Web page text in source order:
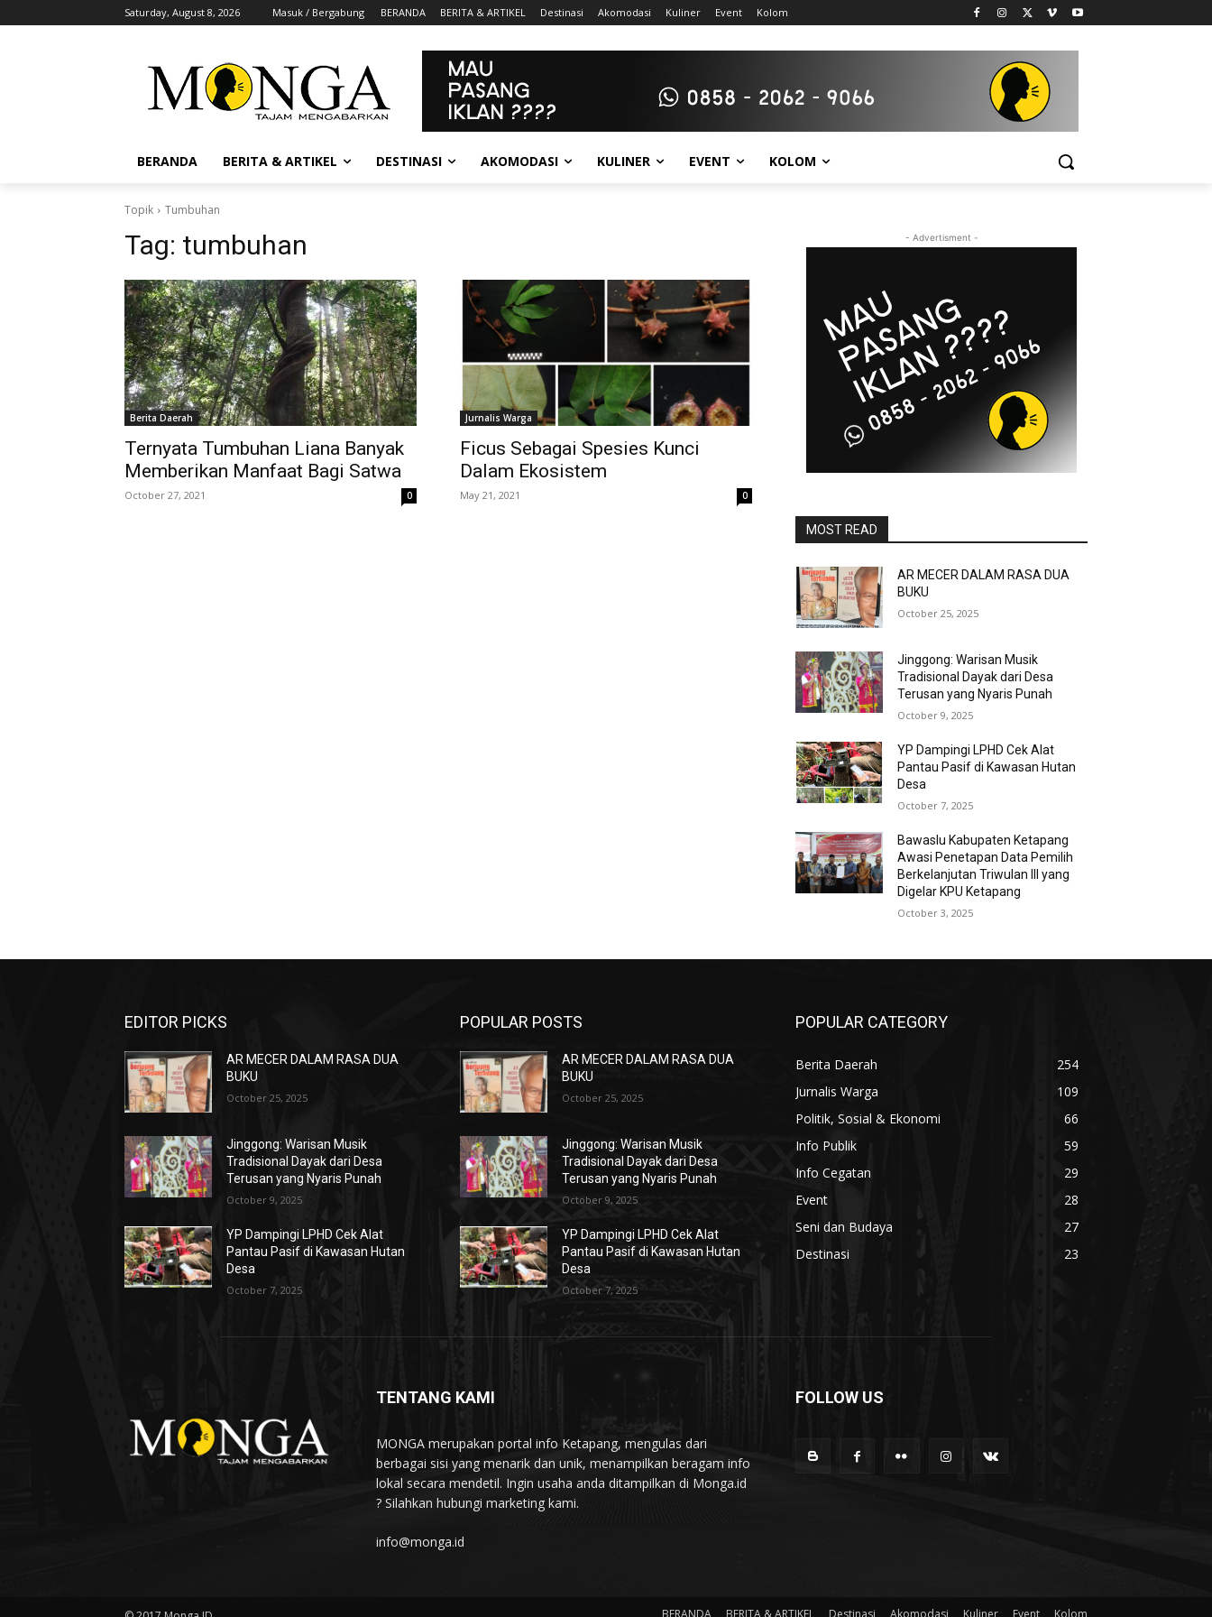
Saturday, August 8, 2026 Masuk / Bergabung BERANDA BERITA & ARTIKEL Destinasi Akomodasi Kuliner Event Kolom
BERANDA BERITA & ARTIKEL DESTINASI AKOMODASI KULINER EVENT KOLOM
Topik Tumbuhan
Tag: tumbuhan
Berita Daerah
Ternyata Tumbuhan Liana Banyak
Memberikan Manfaat Bagi Satwa
October 27, 2021 0
Jurnalis Warga
Ficus Sebagai Spesies Kunci
Dalam Ekosistem
May 21, 2021 0
- Advertisment -
MOST READ
AR MECER DALAM RASA DUA
BUKU
October 25, 2025
Jinggong: Warisan Musik
Tradisional Dayak dari Desa
Terusan yang Nyaris Punah
October 9, 2025
YP Dampingi LPHD Cek Alat
Pantau Pasif di Kawasan Hutan
Desa
October 7, 2025
Bawaslu Kabupaten Ketapang
Awasi Penetapan Data Pemilih
Berkelanjutan Triwulan III yang
Digelar KPU Ketapang
October 3, 2025
EDITOR PICKS
AR MECER DALAM RASA DUA
BUKU
October 25, 2025
Jinggong: Warisan Musik
Tradisional Dayak dari Desa
Terusan yang Nyaris Punah
October 9, 2025
YP Dampingi LPHD Cek Alat
Pantau Pasif di Kawasan Hutan
Desa
October 7, 2025
POPULAR POSTS
AR MECER DALAM RASA DUA
BUKU
October 25, 2025
Jinggong: Warisan Musik
Tradisional Dayak dari Desa
Terusan yang Nyaris Punah
October 9, 2025
YP Dampingi LPHD Cek Alat
Pantau Pasif di Kawasan Hutan
Desa
October 7, 2025
POPULAR CATEGORY
Berita Daerah
254
Jurnalis Warga
109
Politik, Sosial & Ekonomi
66
Info Publik
59
Info Cegatan
29
Event
28
Seni dan Budaya
27
Destinasi
23
TENTANG KAMI
MONGA merupakan portal info Ketapang, mengulas dari
berbagai sisi yang menarik dan unik, menampilkan beragam info
lokal secara mendetil. Ingin usaha anda ditampilkan di Monga.id
? Silahkan hubungi marketing kami.
info@monga.id
FOLLOW US
BERANDA BERITA & ARTIKEL Destinasi Akomodasi Kuliner Event Kolom